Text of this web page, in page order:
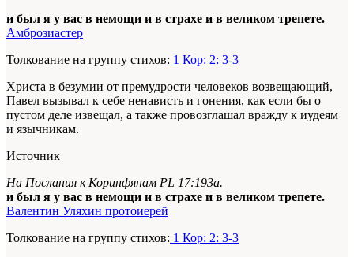
и был я у вас в немощи и в страхе и в великом трепете.
Амброзиастер
Толкование на группу стихов: 1 Кор: 2: 3-3
Христа в безумии от премудрости человеков возвещающий,
Павел вызывал к себе ненависть и гонения, как если бы о
пустом деле извещал, а также провозглашал вражду к иудеям
и язычникам.
Источник
На Послания к Коринфянам PL 17:193а.
и был я у вас в немощи и в страхе и в великом трепете.
Валентин Уляхин протоиерей
Толкование на группу стихов: 1 Кор: 2: 3-3